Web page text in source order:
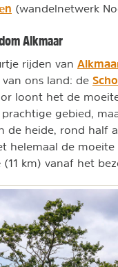
(wandelnetwerk
Alkmaar
rijden van
ons land: de
loont het de
gebied,
de heide, rond half
helemaal de moeite
(11 km) vanaf het